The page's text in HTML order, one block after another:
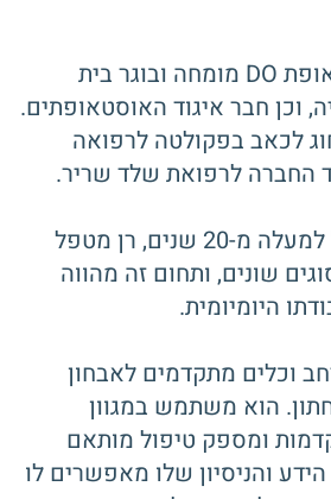
רן ארבל הוא אוסטאופת DO מומחה ובוגר בית
וכן חבר איגוד האוסטאופתים.
לכאב בפקולטה לרפואה
החברה לרפואת שלד שריר.
עם ניסיון עשיר של למעלה מ-20 שנים, רן מטפל
שונים, ותחום זה מהווה
היומיומית.
וכלים מתקדמים לאבחון
הוא משתמש במגוון
ומספק טיפול מותאם
והניסיון שלו מאפשרים לו